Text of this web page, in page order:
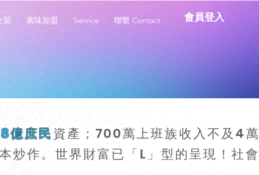
會員登入
習 素味加盟 Service 聯繫 Contact
億庶民 資產；700萬上班族收入不及4
炒作。世界財富已「L」型的呈現！社會